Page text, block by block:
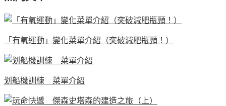
「有氧運動」變化菜單介紹（突破減肥瓶頸！）
划船機訓練 菜單介紹